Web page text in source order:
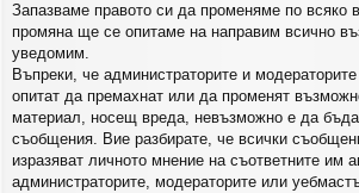
Запазваме правото си да променяме по всяко
промяна ще се опитаме на направим всично
уведомим.
Въпреки, че администраторите и
опитат да премахнат или да променят
материал, носещ вреда, невъзможно е да
съобщения. Вие разбирате, че всички
изразяват личното мнение на съответните им
администраторите, модераторите или